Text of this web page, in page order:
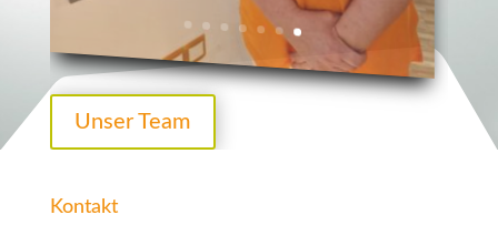
Unser Team
Kontakt